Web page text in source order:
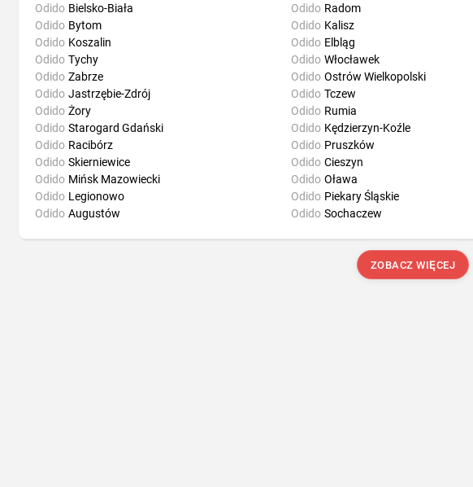
Odido Bielsko-Biała
Odido Radom
Odido Bytom
Odido Koszalin
Odido Tychy
Odido Zabrze
Odido Kalisz
Odido Elbląg
Odido Włocławek
Odido Ostrów Wielkopolski
Odido Jastrzębie-Zdrój
Odido Żory
Odido Starogard Gdański
Odido Racibórz
Odido Tczew
Odido Rumia
Odido Kędzierzyn-Koźle
Odido Pruszków
Odido Skierniewice
Odido Mińsk Mazowiecki
Odido Legionowo
Odido Augustów
Odido Cieszyn
Odido Oława
Odido Piekary Śląskie
Odido Sochaczew
ZOBACZ WIĘCEJ